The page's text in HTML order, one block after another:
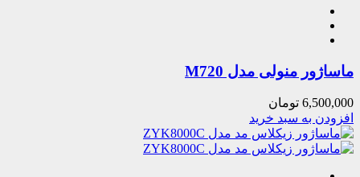
ماساژور منولی مدل M720
6,500,000 تومان
افزودن به سبد خرید